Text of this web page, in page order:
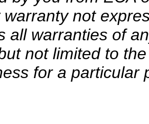
not
all warranties of
not limited to
for a particular